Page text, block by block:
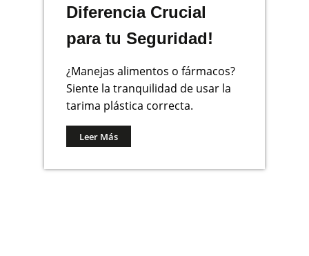
Diferencia Crucial
para tu Seguridad!
¿Manejas alimentos o fármacos?
Siente la tranquilidad de usar la
tarima plástica correcta.
Leer Más